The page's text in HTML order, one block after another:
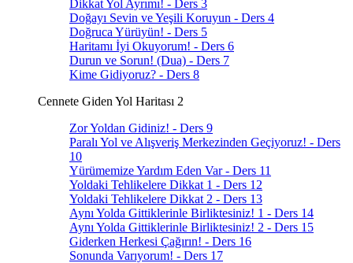
Dikkat Yol Ayrımı! - Ders 3
Doğayı Sevin ve Yeşili Koruyun - Ders 4
Doğruca Yürüyün! - Ders 5
Haritamı İyi Okuyorum! - Ders 6
Durun ve Sorun! (Dua) - Ders 7
Kime Gidiyoruz? - Ders 8
Cennete Giden Yol Haritası 2
Zor Yoldan Gidiniz! - Ders 9
Paralı Yol ve Alışveriş Merkezinden Geçiyoruz! - Ders
10
Yürümemize Yardım Eden Var - Ders 11
Yoldaki Tehlikelere Dikkat 1 - Ders 12
Yoldaki Tehlikelere Dikkat 2 - Ders 13
Aynı Yolda Gittiklerinle Birliktesiniz! 1 - Ders 14
Aynı Yolda Gittiklerinle Birliktesiniz! 2 - Ders 15
Giderken Herkesi Çağırın! - Ders 16
Sonunda Varıyorum! - Ders 17